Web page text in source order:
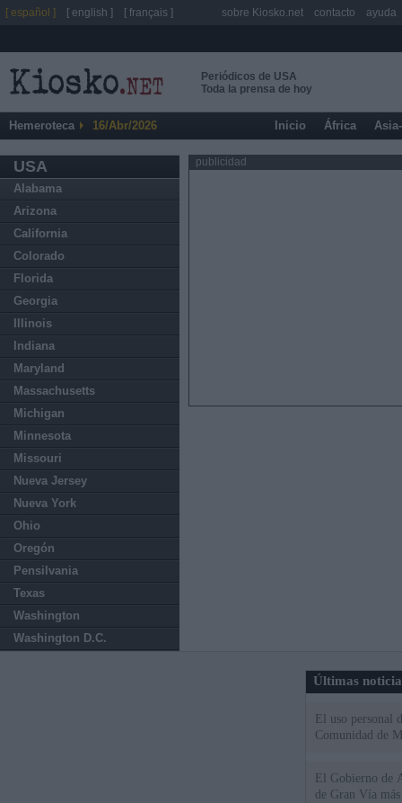
Periódicos de USA
Toda la prensa de hoy
Hemeroteca 16/Abr/2026 Inicio África
USA
Alabama
Arizona
California
Colorado
Florida
Georgia
Illinois
Indiana
Maryland
Massachusetts
Michigan
Minnesota
Missouri
Nueva Jersey
Nueva York
Ohio
Oregón
Pensilvania
Texas
Washington
Washington D.C.
publicidad
Últimas
El uso personal
Comunidad de
El Gobierno de
de Gran Vía
[ español ] [ english ] [ français ] sobre Kiosko.net contacto ayuda